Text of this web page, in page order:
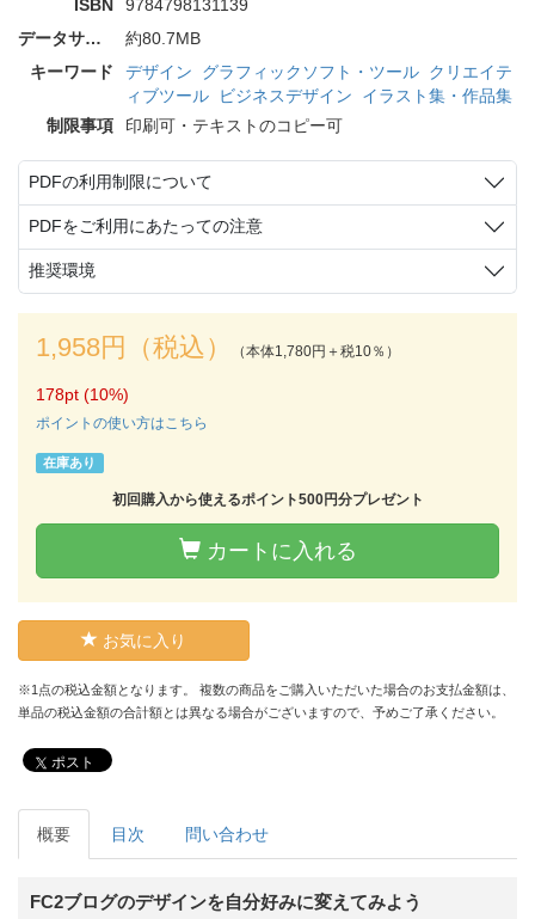
ISBN
9784798131139
データサイズ
約80.7MB
キーワード
デザイン グラフィックソフト・ツール クリエイテ
ィブツール
ビジネスデザイン
イラスト集・作品集
制限事項
印刷可・テキストのコピー可
PDFの利用制限について
PDFをご利用にあたっての注意
推奨環境
1,958円（税込） （本体1,780円＋税10％）
178pt (10%)
ポイントの使い方はこちら
在庫あり
初回購入から使えるポイント500円分プレゼント
カートに入れる
お気に入り
※1点の税込金額となります。 複数の商品をご購入いただいた場合のお支払金額は、
単品の税込金額の合計額とは異なる場合がございますので、予めご了承ください。
ポスト
概要 目次 問い合わせ
FC2ブログのデザインを自分好みに変えてみよう